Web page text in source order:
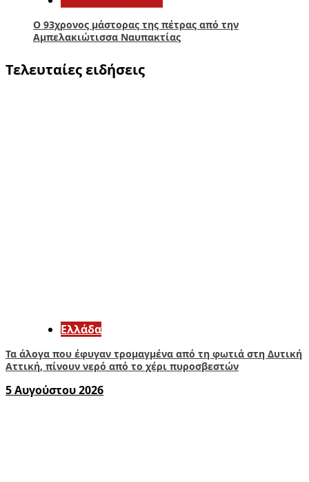
Ο 93χρονος μάστορας της πέτρας από την
Αμπελακιώτισσα Ναυπακτίας
Τελευταίες ειδήσεις
Ελλάδα
Τα άλογα που έφυγαν τρομαγμένα από τη φωτιά στη Δυτική
Αττική, πίνουν νερό από το χέρι πυροσβεστών
5 Αυγούστου 2026